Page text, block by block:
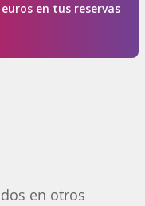
en tus reservas
en otros